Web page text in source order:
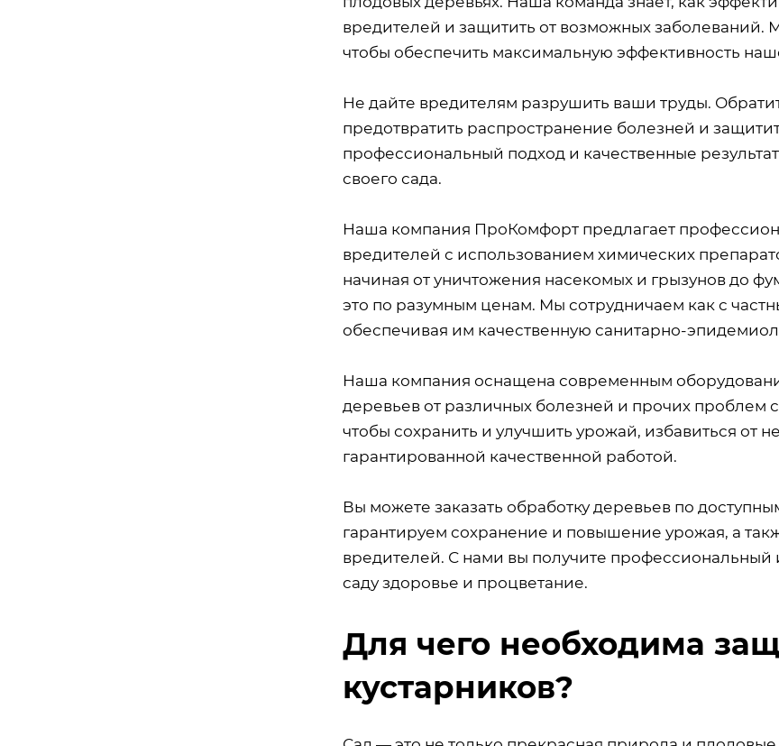
вредителей и защитить от возможных
чтобы обеспечить максимальную эффективность
Не дайте вредителям разрушить ваши труды.
предотвратить распространение болезней и
профессиональный подход и качественные
своего сада.
Наша компания ПроКомфорт предлагает
вредителей с использованием химических
начиная от уничтожения насекомых и грызунов до
это по разумным ценам. Мы сотрудничаем как с
обеспечивая им качественную санитарно-
Наша компания оснащена современным
деревьев от различных болезней и прочих проблем
чтобы сохранить и улучшить урожай, избавиться от
гарантированной качественной работой.
Вы можете заказать обработку деревьев по
гарантируем сохранение и повышение урожая, а
вредителей. С нами вы получите
саду здоровье и процветание.
Для чего необходима
кустарников?